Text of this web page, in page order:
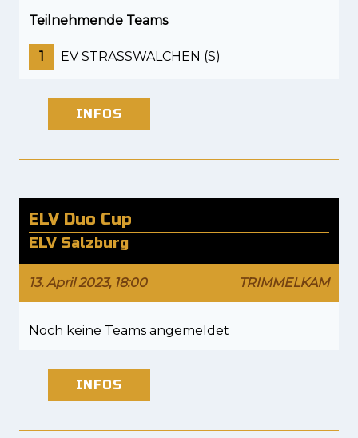
Teilnehmende Teams
1 EV STRASSWALCHEN (S)
INFOS
ELV Duo Cup
ELV Salzburg
13. April 2023, 18:00 TRIMMELKAM
Noch keine Teams angemeldet
INFOS